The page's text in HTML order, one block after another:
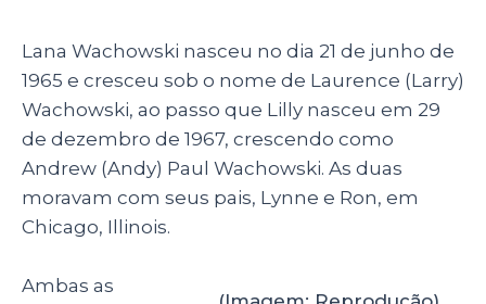
Lana Wachowski nasceu no dia 21 de junho de
1965 e cresceu sob o nome de Laurence (Larry)
Wachowski, ao passo que Lilly nasceu em 29
de dezembro de 1967, crescendo como
Andrew (Andy) Paul Wachowski. As duas
moravam com seus pais, Lynne e Ron, em
Chicago, Illinois.
Ambas as